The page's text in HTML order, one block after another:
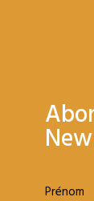
Prénom